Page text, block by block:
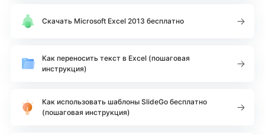
Скачать Microsoft Excel 2013 бесплатно
Как переносить текст в Excel (пошаговая
инструкция)
Как использовать шаблоны SlideGo бесплатно
(пошаговая инструкция)